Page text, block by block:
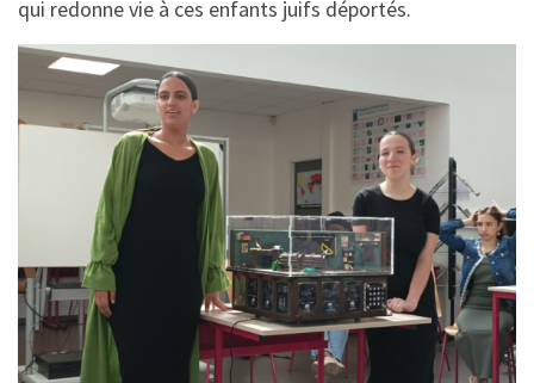
qui redonne vie à ces enfants juifs déportés.